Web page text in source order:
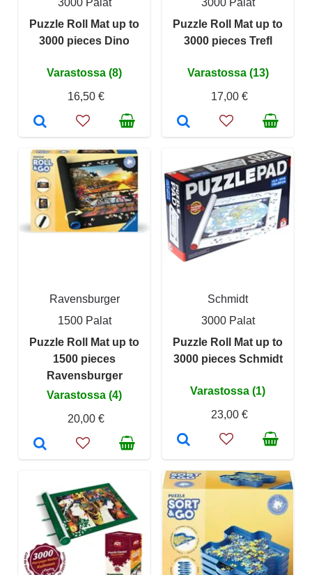
Puzzle Roll Mat up to
3000 pieces Dino
Varastossa (8)
16,50 €
Puzzle Roll Mat up to
3000 pieces Trefl
Varastossa (13)
17,00 €
Ravensburger
1500 Palat
Puzzle Roll Mat up to
1500 pieces
Ravensburger
Varastossa (4)
20,00 €
Schmidt
3000 Palat
Puzzle Roll Mat up to
3000 pieces Schmidt
Varastossa (1)
23,00 €